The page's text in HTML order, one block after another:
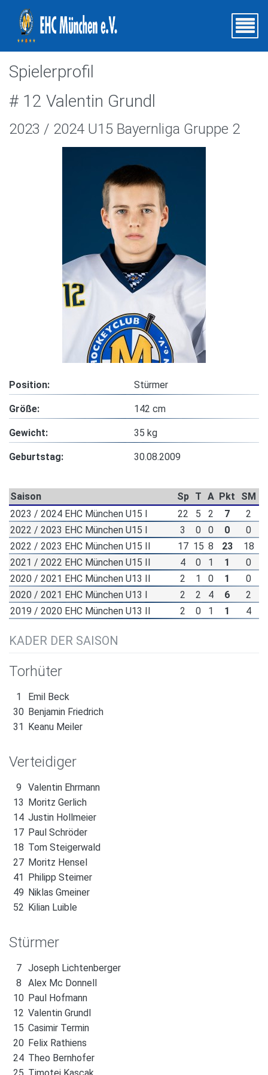
Spielerprofil
# 12 Valentin Grundl
2023 / 2024 U15 Bayernliga Gruppe 2
Position: Stürmer
Größe: 142 cm
Gewicht: 35 kg
Geburtstag: 30.08.2009
Saison Sp T A Pkt
SM
2023 / 2024 EHC München U15 I
22 5 2 7
2
2022 / 2023 EHC München U15 I
3 0 0 0
0
2022 / 2023 EHC München U15 II
17 15 8 23
18
2021 / 2022 EHC München U15 II
4 0 1 1
0
2020 / 2021 EHC München U13 II
2 1 0 1
0
2020 / 2021 EHC München U13 I
2 2 4 6
2
2019 / 2020 EHC München U13 II
2 0 1 1 4
KADER DER SAISON
Torhüter
1
Emil Beck
30 Benjamin Friedrich
31 Keanu Meiler
Verteidiger
9
Valentin Ehrmann
13 Moritz Gerlich
14 Justin Hollmeier
17 Paul Schröder
18 Tom Steigerwald
27 Moritz Hensel
41 Philipp Steimer
49 Niklas Gmeiner
52 Kilian Luible
Stürmer
7
Joseph Lichtenberger
8
Alex Mc Donnell
10 Paul Hofmann
12 Valentin Grundl
15 Casimir Termin
20 Felix Rathiens
24 Theo Bernhofer
25 Timotej Kascak